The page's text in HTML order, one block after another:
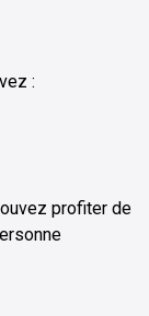
:
profiter de